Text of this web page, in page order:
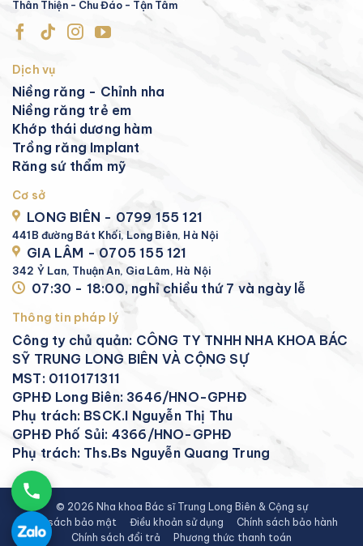
Thân Thiện - Chu Đáo - Tận Tâm
Dịch vụ
Niềng răng - Chỉnh nha
Niềng răng trẻ em
Khớp thái dương hàm
Trồng răng Implant
Răng sứ thẩm mỹ
Cơ sở
LONG BIÊN - 0799 155 121
441B đường Bát Khối, Long Biên, Hà Nội
GIA LÂM - 0705 155 121
342 Ỷ Lan, Thuận An, Gia Lâm, Hà Nội
07:30 - 18:00, nghỉ chiều thứ 7 và ngày lễ
Thông tin pháp lý
Công ty chủ quản: CÔNG TY TNHH NHA KHOA BÁC
SỸ TRUNG LONG BIÊN VÀ CỘNG SỰ
MST: 0110171311
GPHĐ Long Biên: 3646/HNO-GPHĐ
Phụ trách: BSCK.I Nguyễn Thị Thu
GPHĐ Phố Sủi: 4366/HNO-GPHĐ
Phụ trách: Ths.Bs Nguyễn Quang Trung
© 2026 Nha khoa Bác sĩ Trung Long Biên & Cộng sự
Chính sách bảo mật
Điều khoản sử dụng
Chính sách bảo hành
Chính sách đổi trả
Phương thức thanh toán